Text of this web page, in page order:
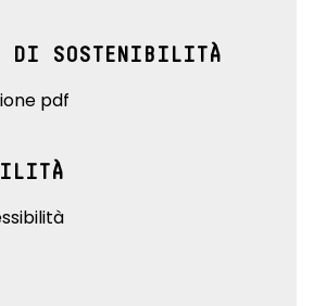
DI SOSTENIBILITÀ
pdf